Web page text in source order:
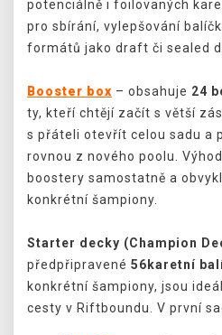
potenciálně i foilovaných
pro sbírání, vylepšování
formátů jako draft či sealed
Booster box – obsahuje 24
ty, kteří chtějí začít s větší
s přáteli otevřít celou sadu a
rovnou z nového poolu.
boostery samostatně a
konkrétní šampiony.
Starter decky (Champion
předpřipravené 56karetní
konkrétní šampiony, jsou
cesty v Riftboundu. V první